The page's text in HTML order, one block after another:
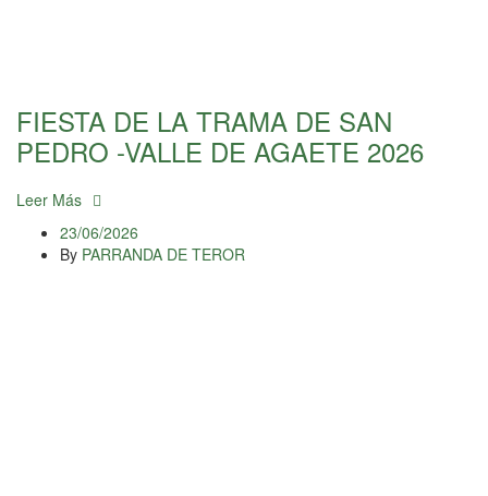
FIESTA DE LA TRAMA DE SAN
PEDRO -VALLE DE AGAETE 2026
Leer Más
23/06/2026
By PARRANDA DE TEROR